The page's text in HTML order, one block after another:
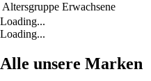
Altersgruppe Erwachsene
Loading...
Loading...
Alle unsere Marken